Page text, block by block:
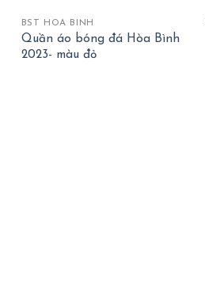
OUT OF STOCK
BST HOÀ BÌNH
Quần áo bóng đá Hòa Bình
2023- màu đỏ